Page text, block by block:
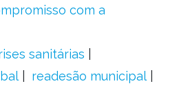
com a
sanitárias
readesão municipal